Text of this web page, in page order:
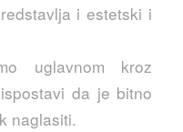
i estetski i
uglavnom kroz
da je bitno
naglasiti.